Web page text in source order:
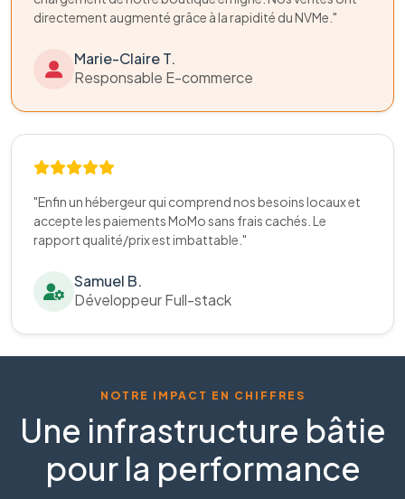
directement augmenté grâce à la rapidité du NVMe."
Marie-Claire T.
Responsable E-commerce
"Enfin un hébergeur qui comprend nos besoins locaux et
accepte les paiements MoMo sans frais cachés. Le
rapport qualité/prix est imbattable."
Samuel B.
Développeur Full-stack
NOTRE IMPACT EN CHIFFRES
Une infrastructure bâtie
pour la performance